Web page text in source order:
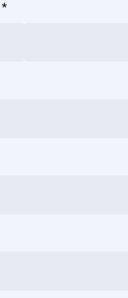
*